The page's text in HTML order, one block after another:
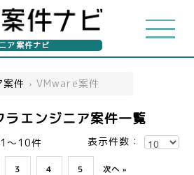
ア案件ナビ
案件 › VMware案件
エンジニア案件一覧
～10件 表示件数：
3 4 5 次へ »